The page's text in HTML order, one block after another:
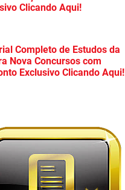
Clicando Aqui!
Completo de Estudos da
Nova Concursos com
Exclusivo Clicando Aqui!